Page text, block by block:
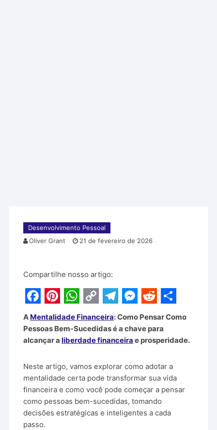
Desenvolvimento Pessoal
Oliver Grant
21 de fevereiro de 2026
Compartilhe nosso artigo:
F
a
c
b
o
o
k
P
i
n
e
r
e
s
W
h
a
s
A
p
p
C
o
p
L
i
n
k
T
e
l
g
r
a
m
M
e
s
e
n
g
e
R
e
d
i
t
S
h
a
e
A Mentalidade Financeira: Como Pensar Como
Pessoas Bem-Sucedidas é a chave para
alcançar aliberdade financeira e prosperidade.
Neste artigo, vamos explorar como adotar a
mentalidade certa pode transformar sua vida
financeira e como você pode começar a pensar
como pessoas bem-sucedidas, tomando
decisões estratégicas e inteligentes a cada
passo.